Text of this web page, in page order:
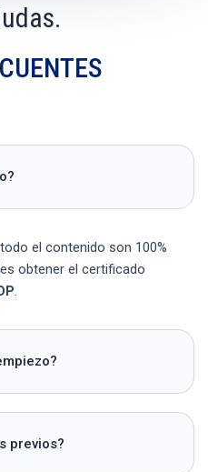
el contenido son 100%
obtener el certificado
previos?